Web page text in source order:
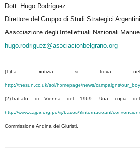
Dott. Hugo Rodríguez
Direttore del Gruppo di Studi Strategici
Associazione degli Intellettuali Nazionali
hugo.rodriguez@asociacionbelgrano.org
(1)La notizia si trova nel
http://thesun.co.uk/sol/homepage/news/campaigns/
(2)Trattato di Vienna del 1969. Una copia
http://www.cajpe.org.pe/rij/bases/Sinternacioanl/
Commissione Andina dei Giuristi.